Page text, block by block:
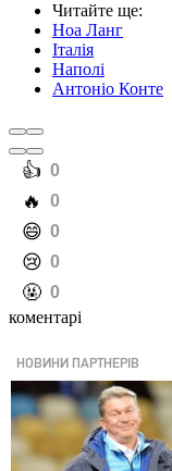
Читайте ще:
Ноа Ланг
Італія
Наполі
Антоніо Конте
️👍 0
️🔥 0
️😄 0
️😢 0
️🤬 0
коментарі